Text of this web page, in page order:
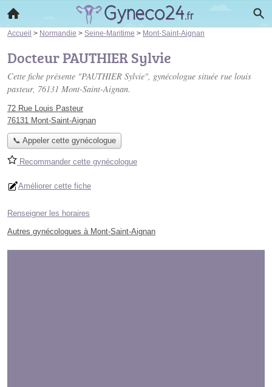
Accueil > Normandie > Seine-Maritime > Mont-Saint-Aignan
Docteur PAUTHIER Sylvie
Cette fiche présente "PAUTHIER Sylvie", gynécologue située rue louis
pasteur, 76131 Mont-Saint-Aignan.
72 Rue Louis Pasteur
76131 Mont-Saint-Aignan
📞 Appeler cette gynécologue
Recommander cette gynécologue
Améliorer cette fiche
Renseigner les horaires
Autres gynécologues à Mont-Saint-Aignan